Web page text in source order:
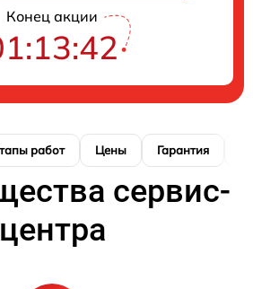
Конец акции
работ Цены Гарантия
сервис-
центра